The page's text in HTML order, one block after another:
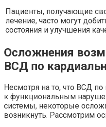
Пациенты, получающие
лечение, часто могут
состояния и улучшения
Осложнения
ВСД по
Несмотря на то, что ВСД по
к функциональным
системы, некоторые
возникнуть. Рассмотрим